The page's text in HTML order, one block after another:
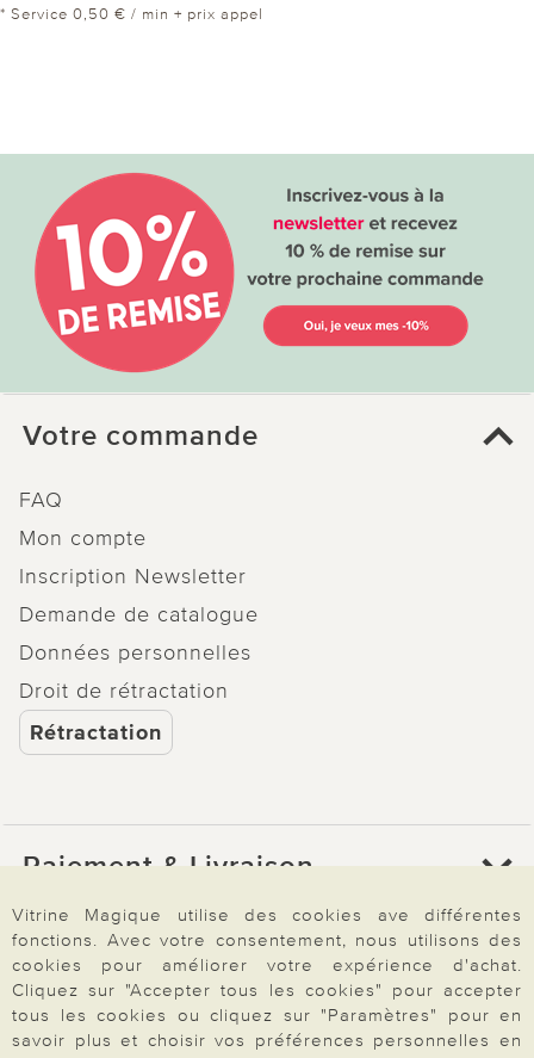
* Service 0,50 € / min + prix appel
Votre commande
FAQ
Mon compte
Inscription Newsletter
Demande de catalogue
Données personnelles
Droit de rétractation
Rétractation
Paiement & Livraison
À propos de nous
Besoin d'aide?
Vitrine Magique utilise des cookies ave différentes
fonctions. Avec votre consentement, nous utilisons des
cookies pour améliorer votre expérience d'achat.
Cliquez sur "Accepter tous les cookies" pour accepter
tous les cookies ou cliquez sur "Paramètres" pour en
savoir plus et choisir vos préférences personnelles en